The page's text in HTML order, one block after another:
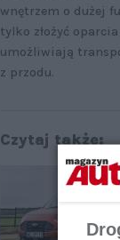
wnętrzem o dużej
tylko złożyć
umożliwiają
z przodu.
Czytaj także: